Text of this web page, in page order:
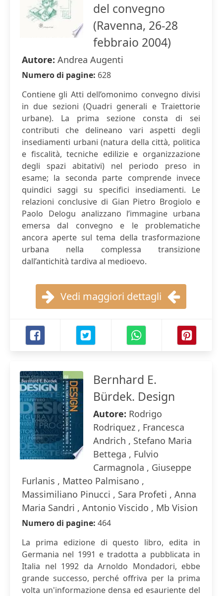
del convegno
(Ravenna, 26-28
febbraio 2004)
Autore: Andrea Augenti
Numero di pagine: 628
Contiene gli Atti dell’omonimo convegno divisi
in due sezioni (Quadri generali e Traiettorie
urbane). La prima sezione consta di sei
contributi che delineano vari aspetti degli
insediamenti urbani (natura della città, politica
e fiscalità, tecniche edilizie e organizzazione
degli spazi abitativi) nel periodo preso in
esame; la seconda parte comprende invece
quindici saggi su specifici insediamenti. Le
relazioni conclusive di Gian Pietro Brogiolo e
Paolo Delogu analizzano l’immagine urbana
emersa dal convegno e le problematiche
ancora aperte sul tema della trasformazione
urbana nella complessa transizione
dall’antichità tardiva al medioevo.
Vedi maggiori dettagli
Bernhard E.
Bürdek. Design
Autore: Rodrigo
Rodriquez , Francesca
Andrich , Stefano Maria
Bettega , Fulvio
Carmagnola , Giuseppe
Furlanis , Matteo Palmisano ,
Massimiliano Pinucci , Sara Profeti , Anna
Maria Sandri , Antonio Viscido , Mb Vision
Numero di pagine: 464
La prima edizione di questo libro, edita in
Germania nel 1991 e tradotta a pubblicata in
Italia nel 1992 da Arnoldo Mondadori, ebbe
grande successo, perché offriva per la prima
volta un'informazione densa ed esauriente del